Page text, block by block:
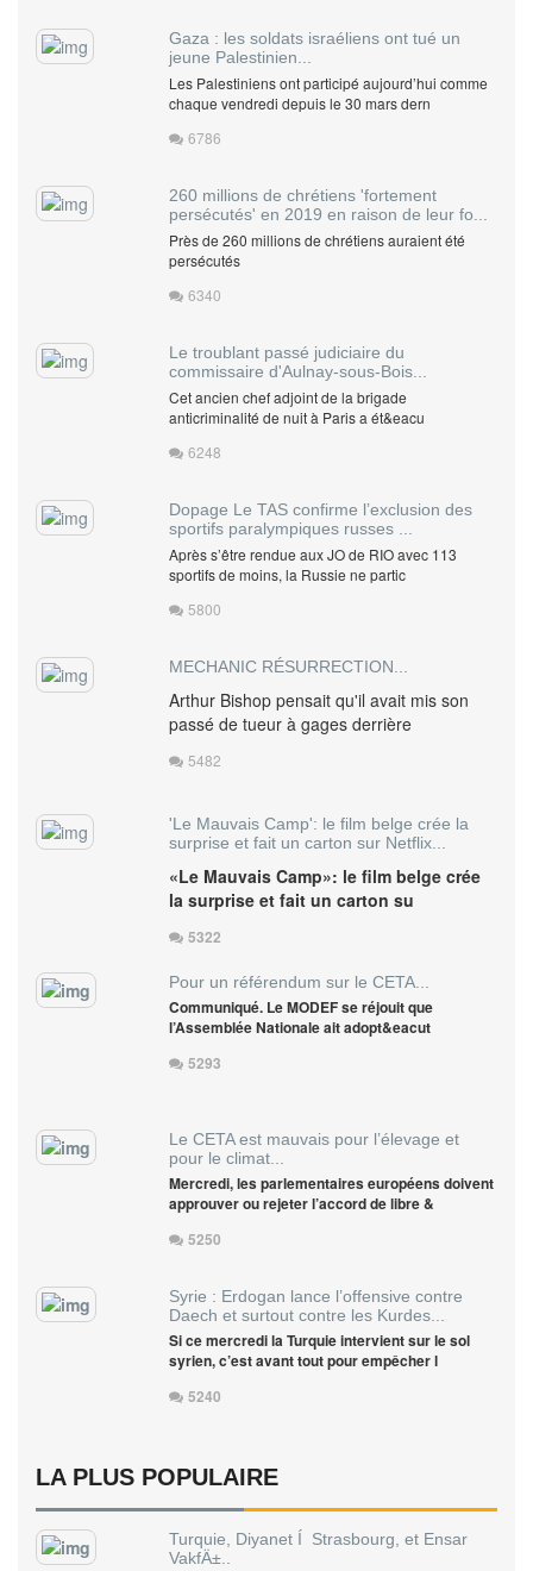
Gaza : les soldats israéliens ont tué un
jeune Palestinien...
Les Palestiniens ont participé aujourd’hui comme
chaque vendredi depuis le 30 mars dern
6786
260 millions de chrétiens 'fortement
persécutés' en 2019 en raison de leur fo...
Près de 260 millions de chrétiens auraient été
persécutés
6340
Le troublant passé judiciaire du
commissaire d'Aulnay-sous-Bois...
Cet ancien chef adjoint de la brigade
anticriminalité de nuit à Paris a ét&eacu
6248
Dopage Le TAS confirme l’exclusion des
sportifs paralympiques russes ...
Après s’être rendue aux JO de RIO avec 113
sportifs de moins, la Russie ne partic
5800
MECHANIC RÉSURRECTION...
Arthur Bishop pensait qu'il avait mis son
passé de tueur à gages derrière
5482
'Le Mauvais Camp': le film belge crée la
surprise et fait un carton sur Netflix...
«Le Mauvais Camp»: le film belge crée
la surprise et fait un carton su
5322
Pour un référendum sur le CETA...
Communiqué. Le MODEF se réjouit que
l’Assemblée Nationale ait adopt&eacut
5293
Le CETA est mauvais pour l’élevage et
pour le climat...
Mercredi, les parlementaires européens doivent
approuver ou rejeter l’accord de libre &
5250
Syrie : Erdogan lance l’offensive contre
Daech et surtout contre les Kurdes...
Si ce mercredi la Turquie intervient sur le sol
syrien, c’est avant tout pour empêcher l
5240
LA PLUS POPULAIRE
Turquie, Diyanet Í Strasbourg, et Ensar
VakfÄ±..